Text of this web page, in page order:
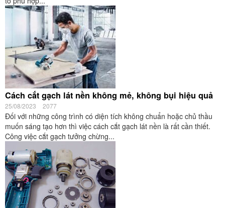
Cách cắt gạch lát nền không mẻ, không bụi hiệu quả
25/08/2023 2077
Đối với những công trình có diện tích không chuẩn hoặc chủ thầu
muốn sáng tạo hơn thì việc cách cắt gạch lát nền là rất cần thiết.
Công việc cắt gạch tưởng chừng...